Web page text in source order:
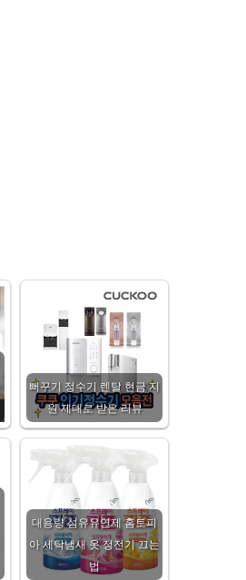
뻐꾸기 정수기 렌탈 현금 지
원 제대로 받은 리뷰
대용량 섬유유연제 홈토피
아 세탁냄새 옷 정전기 끄는
법